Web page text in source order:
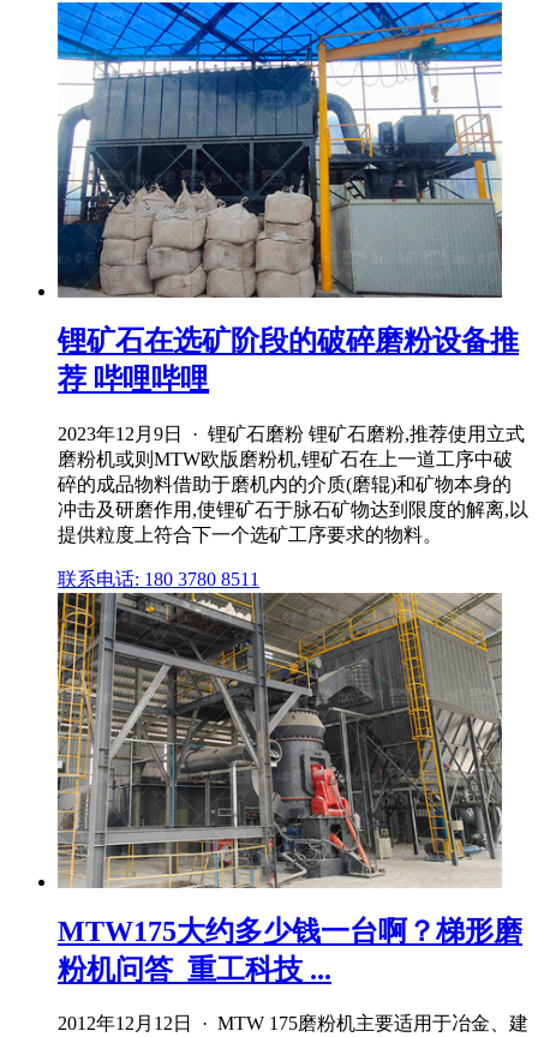
锂矿石在选矿阶段的破碎磨粉设备推
荐 哔哩哔哩
2023年12月9日 · 锂矿石磨粉 锂矿石磨粉,推荐使用立式
磨粉机或则MTW欧版磨粉机,锂矿石在上一道工序中破
碎的成品物料借助于磨机内的介质(磨辊)和矿物本身的
冲击及研磨作用,使锂矿石于脉石矿物达到限度的解离,以
提供粒度上符合下一个选矿工序要求的物料。
联系电话: 180 3780 8511
MTW175大约多少钱一台啊？梯形磨
粉机问答_重工科技 ...
2012年12月12日 · MTW 175磨粉机主要适用于冶金、建